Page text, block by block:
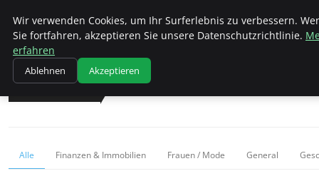
Wk Institut
Alle Finanzen & Immobilien Frauen / Mode General
Wir verwenden Cookies, um Ihr Surferlebnis zu verbessern.
Sie fortfahren, akzeptieren Sie unsere Datenschutzrichtlinie.
erfahren
Ablehnen Akzeptieren